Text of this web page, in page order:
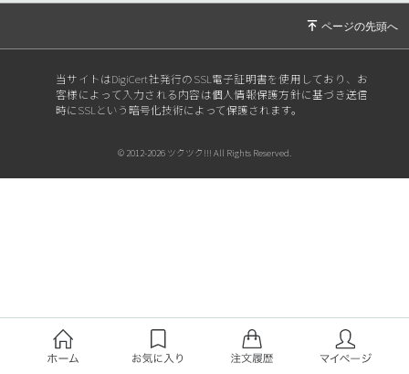
当サイトはDigiCert社発行のSSL電子証明書を使用しており、お
客様によって入力される内容は個人情報保護方針に基づき送信
時にSSLという暗号化技術によって保護されます。
© 2012-2026 ツクツク!!! All Rights Reserved.